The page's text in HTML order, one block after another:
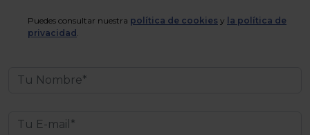
Puedes consultar nuestra política de cookies y la política de
privacidad .